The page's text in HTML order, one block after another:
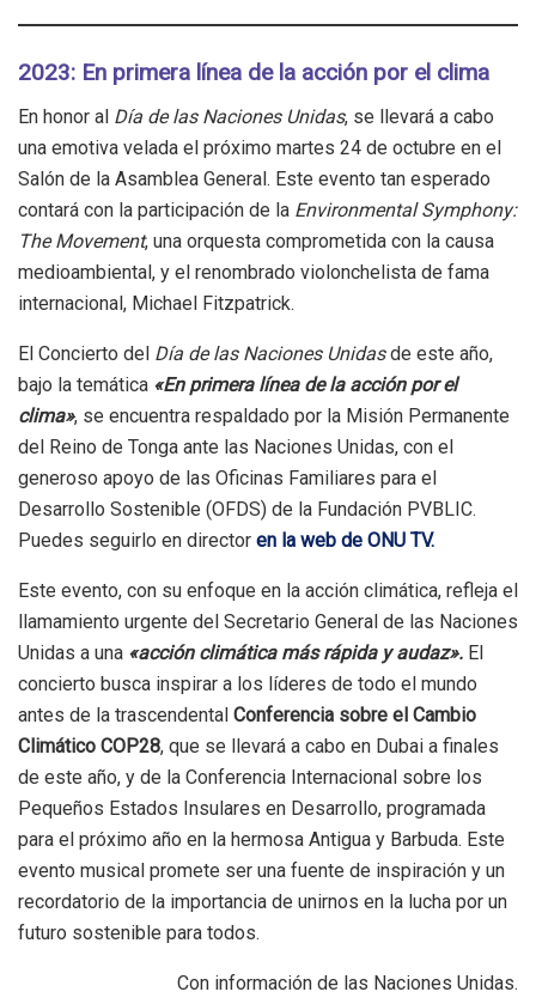
2023: En primera línea de la acción por el clima
En honor al Día de las Naciones Unidas, se llevará a cabo
una emotiva velada el próximo martes 24 de octubre en el
Salón de la Asamblea General. Este evento tan esperado
contará con la participación de la Environmental Symphony:
The Movement, una orquesta comprometida con la causa
medioambiental, y el renombrado violonchelista de fama
internacional, Michael Fitzpatrick.
El Concierto del Día de las Naciones Unidasde este año,
bajo la temática «En primera línea de la acción por el
clima», se encuentra respaldado por la Misión Permanente
del Reino de Tonga ante las Naciones Unidas, con el
generoso apoyo de las Oficinas Familiares para el
Desarrollo Sostenible (OFDS) de la Fundación PVBLIC.
Puedes seguirlo en director en la web de ONU TV.
Este evento, con su enfoque en la acción climática, refleja el
llamamiento urgente del Secretario General de las Naciones
Unidas a una «acción climática más rápida y audaz». El
concierto busca inspirar a los líderes de todo el mundo
antes de la trascendental Conferencia sobre el Cambio
Climático COP28, que se llevará a cabo en Dubai a finales
de este año, y de la Conferencia Internacional sobre los
Pequeños Estados Insulares en Desarrollo, programada
para el próximo año en la hermosa Antigua y Barbuda. Este
evento musical promete ser una fuente de inspiración y un
recordatorio de la importancia de unirnos en la lucha por un
futuro sostenible para todos.
Con información de las Naciones Unidas.